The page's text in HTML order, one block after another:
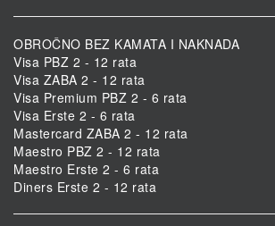
OBROČNO BEZ KAMATA I NAKNADA
Visa PBZ 2 - 12 rata
Visa ZABA 2 - 12 rata
Visa Premium PBZ 2 - 6 rata
Visa Erste 2 - 6 rata
Mastercard ZABA 2 - 12 rata
Maestro PBZ 2 - 12 rata
Maestro Erste 2 - 6 rata
Diners Erste 2 - 12 rata